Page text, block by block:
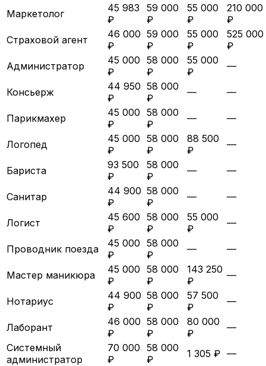
Маркетолог
45 983
₽
59 000
₽
55 000
₽
210 000
₽
Страховой агент
46 000
₽
59 000
₽
55 000
₽
525 000
₽
Администратор
45 000
₽
58 000
₽
55 000
₽
—
Консьерж
44 950
₽
58 000
₽
— —
Парикмахер
45 000
₽
58 000
₽
— —
Логопед
45 000
₽
58 000
₽
88 500
₽
—
Бариста
93 500
₽
58 000
₽
— —
Санитар
44 900
₽
58 000
₽
— —
Логист
45 600
₽
58 000
₽
55 000
₽
—
Проводник поезда
45 000
₽
58 000
₽
— —
Мастер маникюра
45 000
₽
58 000
₽
143 250
₽
—
Нотариус
44 900
₽
58 000
₽
57 500
₽
—
Лаборант
46 000
₽
58 000
₽
80 000
₽
—
Системный
администратор
70 000
₽
58 000
₽
1 305 ₽ —